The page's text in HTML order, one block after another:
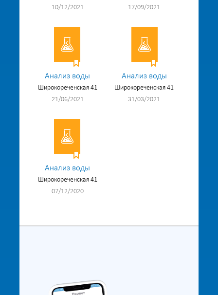
10/12/2021
17/09/2021
Анализ воды
Широкореченская 41
21/06/2021
Анализ воды
Широкореченская 41
31/03/2021
Анализ воды
Широкореченская 41
07/12/2020